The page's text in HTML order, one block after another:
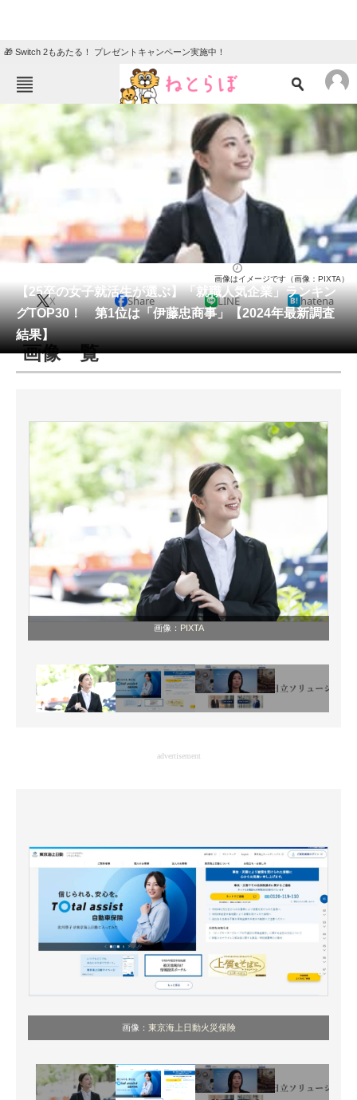
🎁 Switch 2もあたる！ プレゼントキャンペーン実施中！
ねとらぼメニュー
ニュース
エンタメ クイズ
地域
教育・育児
動物 リサーチ
会員記事
メディア
注目記事を集めた総合ページ
スマホと通信の最新トレンド
進化するPCとデバイスの未来
好きが集まる 比べて選べる
ビジネスと働き方のヒント
AI活用のいまが分かる
企業ITのトレンドを詳説
経営リーダーのコミュニティ
マーケ×ITの今がよく分かる
ITエンジニア向け専門サイト
エレクトロニクス専門サイト
電子設計の基本と応用
エネルギーの専門メディア
建設×テクノロジーの最前線
【25卒の女子就活生が選ぶ】「就職人気企業」ランキン
グTOP30！ 第1位は「伊藤忠商事」【2024年最新調査
結果】
画像はイメージです（画像：PIXTA）
X Share LINE hatena
画像一覧
画像： PIXTA
advertisement
画像： 東京海上日動火災保険